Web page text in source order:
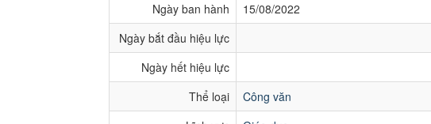
Ngày ban hành
15/08/2022
Ngày bắt đầu hiệu lực
Ngày hết hiệu lực
Thể loại
Công văn